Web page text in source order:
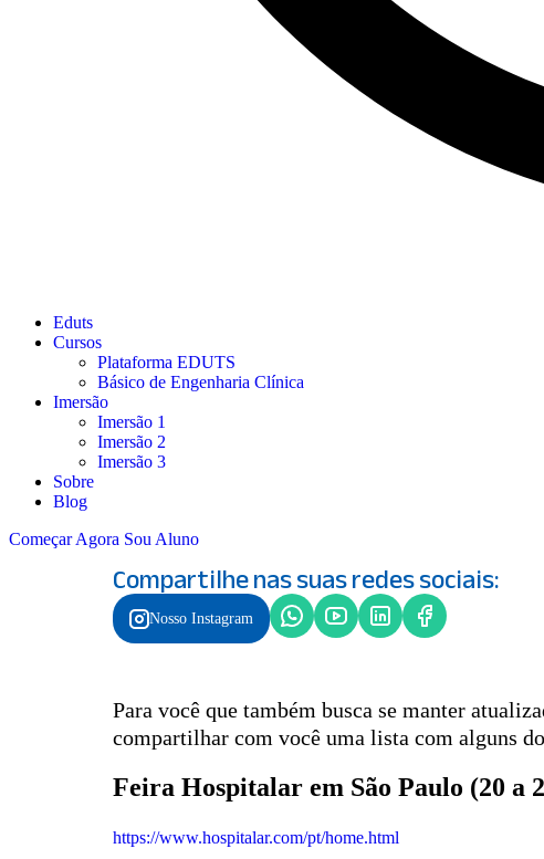
Eduts
Cursos
Plataforma EDUTS
Básico de Engenharia Clínica
Imersão
Imersão 1
Imersão 2
Imersão 3
Sobre
Blog
Começar Agora Sou Aluno
Atualizações
Eventos na Engenharia
Para você que também busca se manter atualizado no universo
são oportunidades incríveis para isso! Por isso, vou
principais eventos em 2025! ConteúdoFeira Hospitalar em São
Por Mariana Brandão• 24 de fevereiro de
Compartilhe nas suas redes sociais:
Nosso Instagram
Para você que também busca se manter
compartilhar com você uma lista com alguns
Feira Hospitalar em São Paulo (20 a
https://www.hospitalar.com/pt/home.html